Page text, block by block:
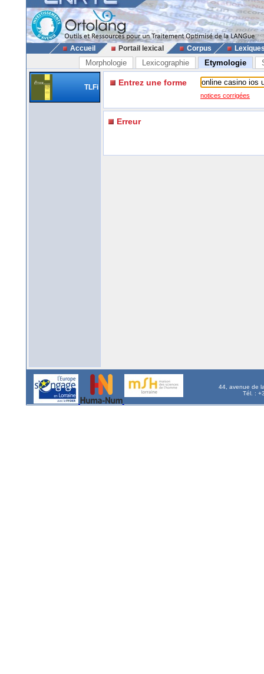
Accueil Portail lexical Corpus
Morphologie Lexicographie Etymologie
TLFi Entrez une forme
notices corrigées
Erreur
44, avenue de
Tél. :